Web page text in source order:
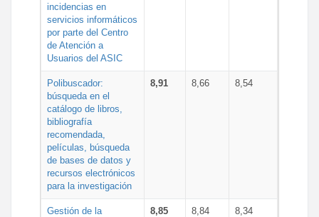
incidencias en
servicios informáticos
por parte del Centro
de Atención a
Usuarios del ASIC
Polibuscador:
búsqueda en el
catálogo de libros,
bibliografía
recomendada,
películas, búsqueda
de bases de datos y
recursos electrónicos
para la investigación
8,91 8,66 8,54
Gestión de la
8,85 8,84 8,34